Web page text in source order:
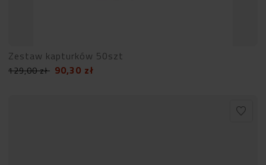
Zestaw kapturków 50szt
129,00zł 90,30 zł